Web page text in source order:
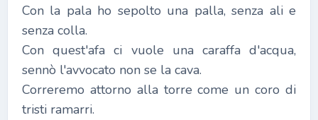
Con la pala ho sepolto una palla, senza ali e
senza colla.
Con quest'afa ci vuole una caraffa d'acqua,
sennò l'avvocato non se la cava.
Correremo attorno alla torre come un coro di
tristi ramarri.